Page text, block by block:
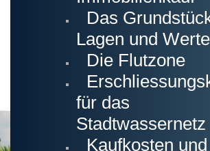
ERSTKLASSIGE
Cape Coral | Fort Myers | Estero | Bonita
Sanibel Island & Captiva
Das
Lagen und Werte
Die Flutzone
für das
Stadtwassernetz
Kaufkosten und